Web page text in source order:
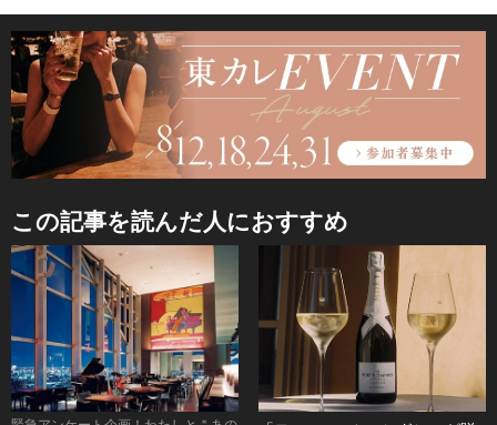
この記事を読んだ人におすすめ